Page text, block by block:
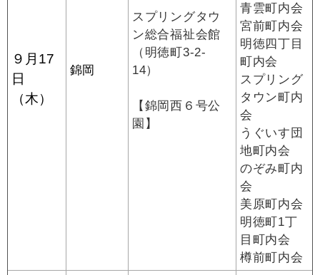
９月17
日
（木）
錦岡
スプリングタウ
ン総合福祉会館
（明徳町3-2-
14）
【錦岡西６号公
園】
青雲町内会
宮前町内会
明徳四丁目
町内会
スプリング
タウン町内
会
うぐいす団
地町内会
のぞみ町内
会
美原町内会
明徳町1丁
目町内会
樽前町内会